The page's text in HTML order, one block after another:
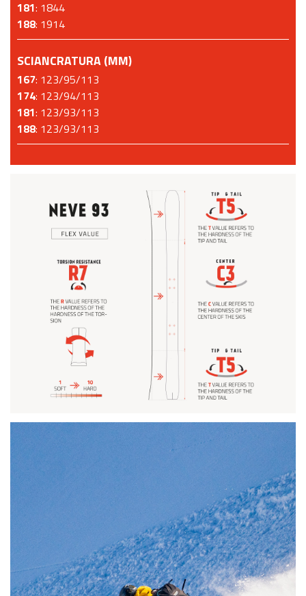
181: 1844
188: 1914
SCIANCRATURA (MM)
167: 123/95/113
174: 123/94/113
181: 123/93/113
188: 123/93/113